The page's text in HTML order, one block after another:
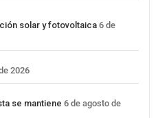
solar y fotovoltaica 6 de
2026
se mantiene 6 de agosto de